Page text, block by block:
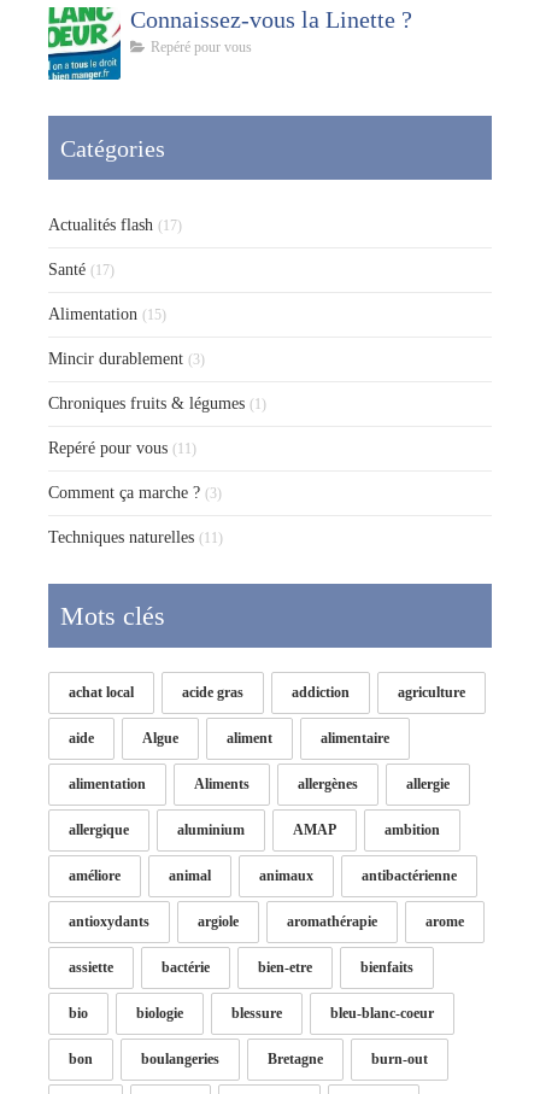
Connaissez-vous la Linette ?
Repéré pour vous
Catégories
Actualités flash (17)
Santé (17)
Alimentation (15)
Mincir durablement (3)
Chroniques fruits & légumes (1)
Repéré pour vous (11)
Comment ça marche ? (3)
Techniques naturelles (11)
Mots clés
achat local acide gras addiction agriculture
aide Algue aliment alimentaire
alimentation Aliments allergènes allergie
allergique aluminium AMAP ambition
améliore animal animaux antibactérienne
antioxydants argiole aromathérapie arome
assiette bactérie bien-etre bienfaits
bio biologie blessure bleu-blanc-coeur
bon boulangeries Bretagne burn-out